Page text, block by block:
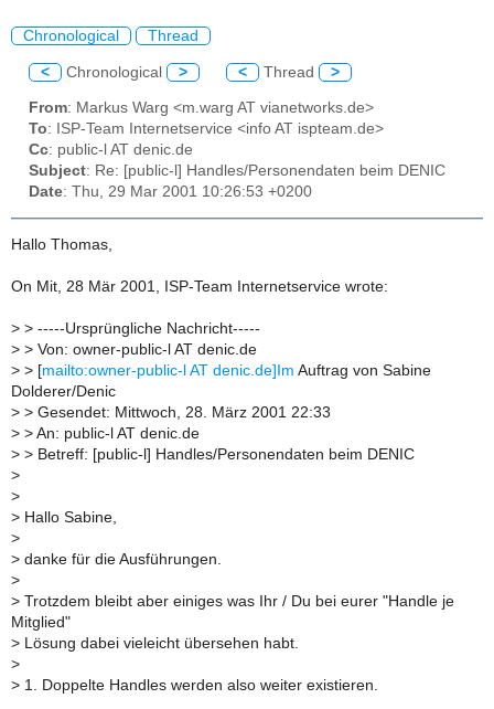
Chronological Thread
< Chronological > < Thread >
From: Markus Warg <m.warg AT vianetworks.de>
To: ISP-Team Internetservice <info AT ispteam.de>
Cc: public-l AT denic.de
Subject: Re: [public-l] Handles/Personendaten beim DENIC
Date: Thu, 29 Mar 2001 10:26:53 +0200
Hallo Thomas,
On Mit, 28 Mär 2001, ISP-Team Internetservice wrote:
> > -----Ursprüngliche Nachricht-----
> > Von: owner-public-l AT denic.de
> > [mailto:owner-public-l AT denic.de]Im Auftrag von Sabine
Dolderer/Denic
> > Gesendet: Mittwoch, 28. März 2001 22:33
> > An: public-l AT denic.de
> > Betreff: [public-l] Handles/Personendaten beim DENIC
>
>
> Hallo Sabine,
>
> danke für die Ausführungen.
>
> Trotzdem bleibt aber einiges was Ihr / Du bei eurer "Handle je
Mitglied"
> Lösung dabei vieleicht übersehen habt.
>
> 1. Doppelte Handles werden also weiter existieren.